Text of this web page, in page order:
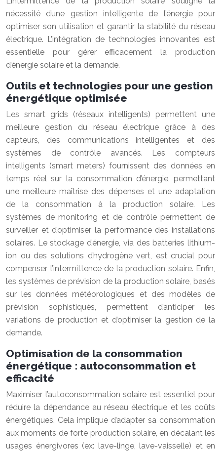
nécessité d’une gestion intelligente de l’énergie pour
optimiser son utilisation et garantir la stabilité du réseau
électrique. L’intégration de technologies innovantes est
essentielle pour gérer efficacement la production
d’énergie solaire et la demande.
Outils et technologies pour une gestion
énergétique optimisée
Les smart grids (réseaux intelligents) permettent une
meilleure gestion du réseau électrique grâce à des
capteurs, des communications intelligentes et des
systèmes de contrôle avancés. Les compteurs
intelligents (smart meters) fournissent des données en
temps réel sur la consommation d’énergie, permettant
une meilleure maîtrise des dépenses et une adaptation
de la consommation à la production solaire. Les
systèmes de monitoring et de contrôle permettent de
surveiller et d’optimiser la performance des installations
solaires. Le stockage d’énergie, via des batteries lithium-
ion ou des solutions d’hydrogène vert, est crucial pour
compenser l’intermittence de la production solaire. Enfin,
les systèmes de prévision de la production solaire, basés
sur les données météorologiques et des modèles de
prévision sophistiqués, permettent d’anticiper les
variations de production et d’optimiser la gestion de la
demande.
Optimisation de la consommation
énergétique : autoconsommation et
efficacité
Maximiser l’autoconsommation solaire est essentiel pour
réduire la dépendance au réseau électrique et les coûts
énergétiques. Cela implique d’adapter sa consommation
aux moments de forte production solaire, en décalant les
usages énergivores (ex: lave-linge, lave-vaisselle) et en